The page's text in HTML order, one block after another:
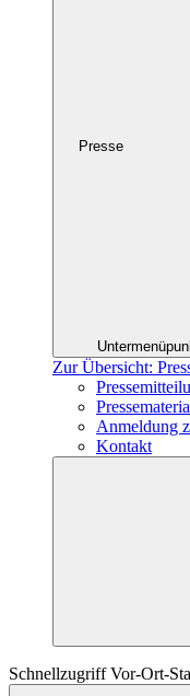
Presse
Zur Übersicht:
Anmeldung
Kontakt
Schnellzugriff Vor-Ort-